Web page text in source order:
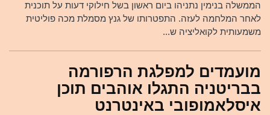
הממשלה בנימין נתניהו ביום ראשון בשל חילוקי דעות על תוכנית
לאחר המלחמה לעזה. התפטרותו של גנץ מסמלת מכה פוליטית
משמעותית לקואליציה ש...
מועמדים למפלגת הרפורמה
בבריטניה התגלו אוהבים תוכן
איסלאמופובי באינטרנט